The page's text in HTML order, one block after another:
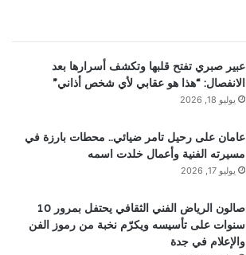
عبير صبري تفتح قلبها وتكشف أسرارها بعد
الانفصال: “هذا هو عقابي لأي شخص أذاني”
يوليو 18, 2026
عامان على رحيل تامر ضيائي.. محطات بارزة في
مسيرته الفنية وأعمال خلدت اسمه
يوليو 17, 2026
صالون الرياض الفني الثقافي يحتفل بمرور 10
سنوات على تأسيسه ويكرّم نخبة من رموز الفن
والإعلام في جدة